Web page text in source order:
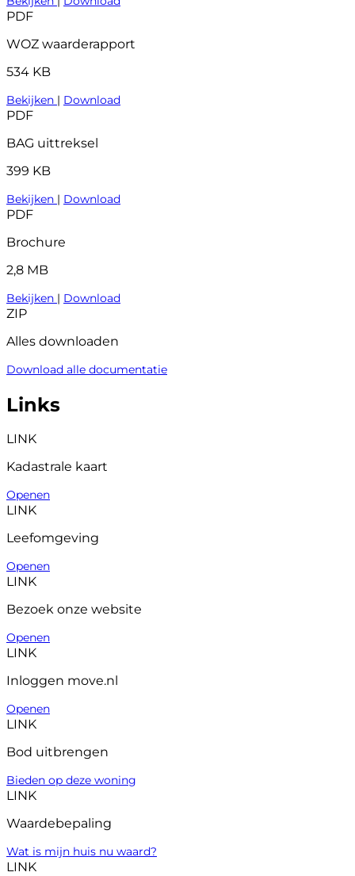
PDF
WOZ waarderapport
534 KB
Bekijken | Download
PDF
BAG uittreksel
399 KB
Bekijken | Download
PDF
Brochure
2,8 MB
Bekijken | Download
ZIP
Alles downloaden
Download alle documentatie
Links
LINK
Kadastrale kaart
Openen
LINK
Leefomgeving
Openen
LINK
Bezoek onze website
Openen
LINK
Inloggen move.nl
Openen
LINK
Bod uitbrengen
Bieden op deze woning
LINK
Waardebepaling
Wat is mijn huis nu waard?
LINK